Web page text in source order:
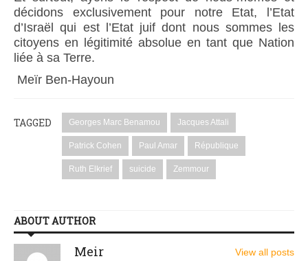
décidons exclusivement pour notre Etat, l’Etat
d’Israël qui est l’Etat juif dont nous sommes les
citoyens en légitimité absolue en tant que Nation
liée à sa Terre.
Meïr Ben-Hayoun
TAGGED Georges Marc Benamou Jacques Attali
Patrick Cohen Paul Amar République
Ruth Elkrief suicide Zemmour
ABOUT AUTHOR
Meir View all posts